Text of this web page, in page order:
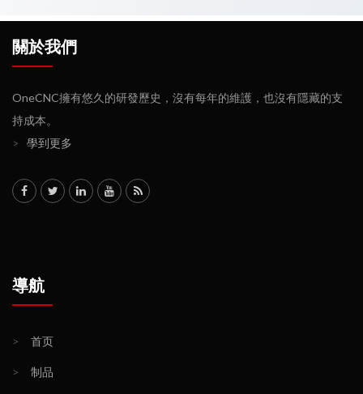
關於我們
OneCNC擁有悠久的研發歷史，沒有每年的維護，也沒有隱藏的支
持成本。
>
學到更多
導航
> 首页
> 制品